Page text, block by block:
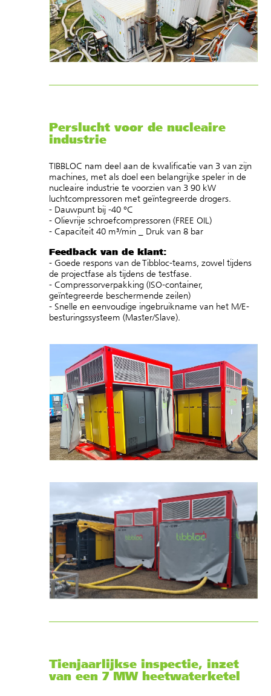
Perslucht voor de nucleaire
industrie
TIBBLOC nam deel aan de kwalificatie van 3 van zijn
machines, met als doel een belangrijke speler in de
nucleaire industrie te voorzien van 3 90 kW
luchtcompressoren met geïntegreerde drogers.
- Dauwpunt bij -40 °C
- Olievrije schroefcompressoren (FREE OIL)
- Capaciteit 40 m³/min _ Druk van 8 bar
Feedback van de klant:
- Goede respons van de Tibbloc-teams, zowel tijdens
de projectfase als tijdens de testfase.
- Compressorverpakking (ISO-container,
geïntegreerde beschermende zeilen)
- Snelle en eenvoudige ingebruikname van het M/E-
besturingssysteem (Master/Slave).
Tienjaarlijkse inspectie, inzet
van een 7 MW heetwaterketel